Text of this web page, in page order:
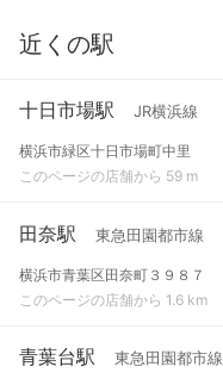
近くの駅
十日市場駅 JR横浜線
横浜市緑区十日市場町中里
このページの店舗から 59 m
田奈駅 東急田園都市線
横浜市青葉区田奈町３９８７
このページの店舗から 1.6 km
青葉台駅 東急田園都市線